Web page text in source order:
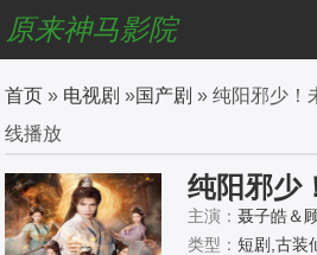
原来神马影院
首页 » 电视剧 »国产剧 » 纯阳邪少！
线播放
纯阳邪少
原谅
主演：聂子皓＆
类型：短剧,古装